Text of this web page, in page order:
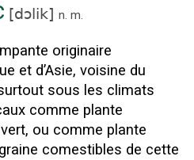
[dɔlik] n. m.
originaire
et d’Asie, voisine du
sous les climats
comme plante
ou comme plante
comestibles de cette